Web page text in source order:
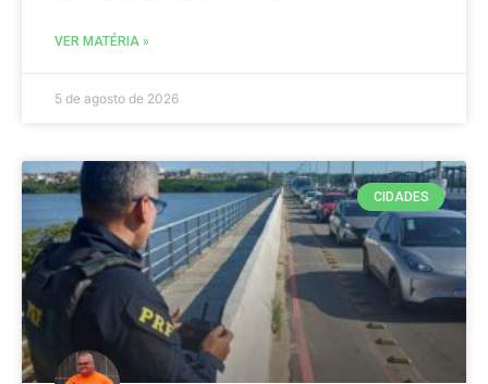
VER MATÉRIA »
5 de agosto de 2026
CIDADES